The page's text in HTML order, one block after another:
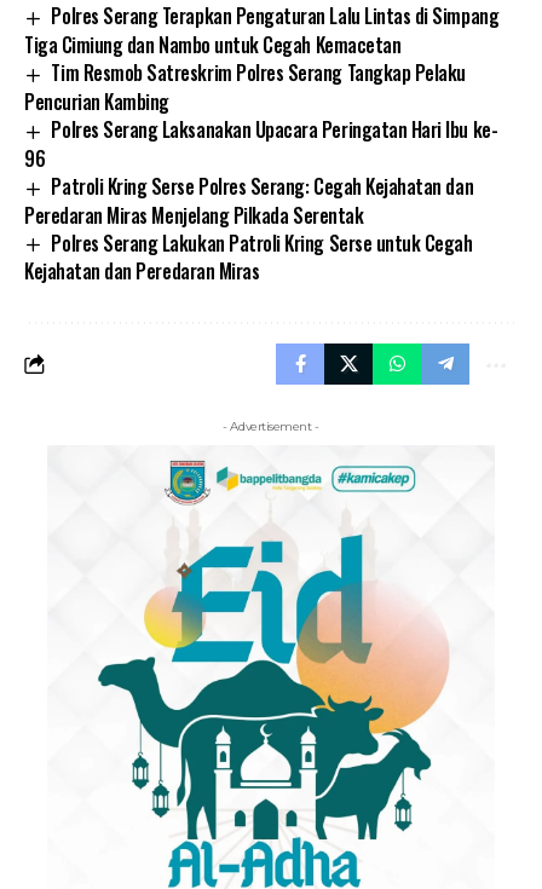
Polres Serang Terapkan Pengaturan Lalu Lintas di Simpang
Tiga Cimiung dan Nambo untuk Cegah Kemacetan
Tim Resmob Satreskrim Polres Serang Tangkap Pelaku
Pencurian Kambing
Polres Serang Laksanakan Upacara Peringatan Hari Ibu ke-
96
Patroli Kring Serse Polres Serang: Cegah Kejahatan dan
Peredaran Miras Menjelang Pilkada Serentak
Polres Serang Lakukan Patroli Kring Serse untuk Cegah
Kejahatan dan Peredaran Miras
- Advertisement -